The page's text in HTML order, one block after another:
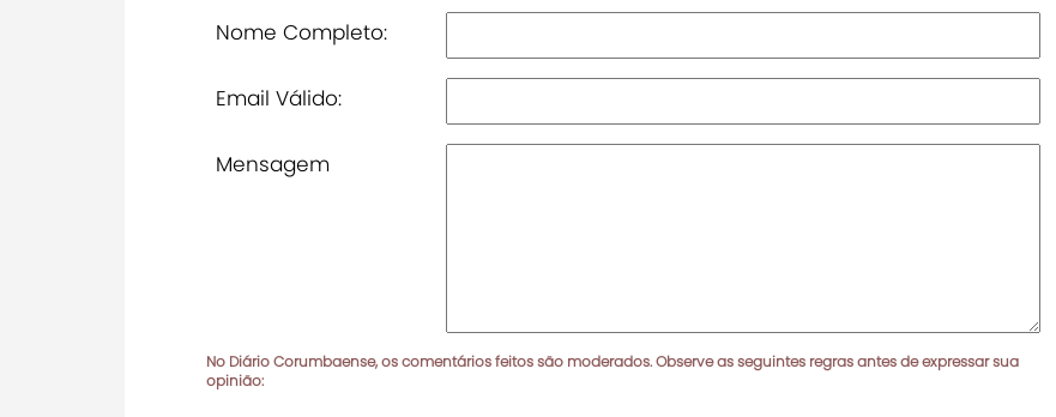
Nome Completo:
Email Válido:
Mensagem
No Diário Corumbaense, os comentários feitos são moderados. Observe as seguintes regras antes de expressar sua
opinião: